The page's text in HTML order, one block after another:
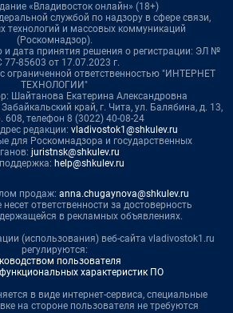
«Владивосток онлайн» (18+)
службой по надзору в сфере связи,
технологий и массовых коммуникаций
(Роскомнадзор).
и дата принятия решения о регистрации: ЭЛ №
77-85603 от 17.07.2023 г.
ограниченной ответственностью "ИНТЕРНЕТ
ТЕХНОЛОГИИ"
Шайтанова Екатерина Александровна
край, г. Чита, ул. Балябина, д. 13,
608, телефон 8 (3022) 40-08-24
редакции: vladivostok1@shkulev.ru
для Роскомнадзора и государственных
juristnsk@shkulev.ru
help@shkulev.ru
продаж: anna.chugaynova@shkulev.ru
ответственности за достоверность
в рекламных объявлениях.
(использования) веб-сайта vladivostok1.ru
регулируются:
пользователя
характеристик ПО
в виде интернет-сервиса, специальные
на стороне пользователя не требуются